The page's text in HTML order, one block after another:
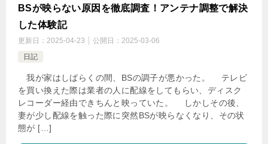
BSが映らない原因を徹底調査！アンテナ調整で解決
した体験記
更新日： 2025-04-23 公開日： 2025-03-06
日記
我が家はしばらくの間、BSの調子が悪かった。 テレビ
を買い換えた際は業者の人に配線をしてもらい、ディスク
レコーダー経由できちんと映っていた。 しかしその後、
妻が少し配線を触った際に突然BSが映らなくなり、その状
態が […]